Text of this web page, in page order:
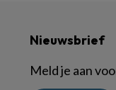
Nieuwsbrief
Meld je aan